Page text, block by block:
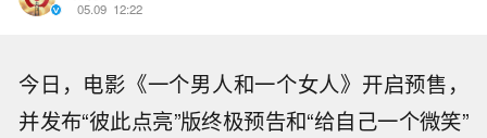
05.09 12:22
今日，电影《一个男人和一个女人》开启预售，
并发布“彼此点亮”版终极预告和“给自己一个微笑”